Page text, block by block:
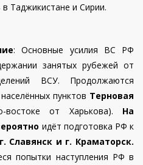
Таджикистане и Сирии.
: Основные усилия ВС РФ
занятых рубежей от
ВСУ.
Продолжаются
пунктов Терновая
востоке от Харькова). На
идёт подготовка РФ к
Славянск и г. Краматорск.
попытки наступления РФ в